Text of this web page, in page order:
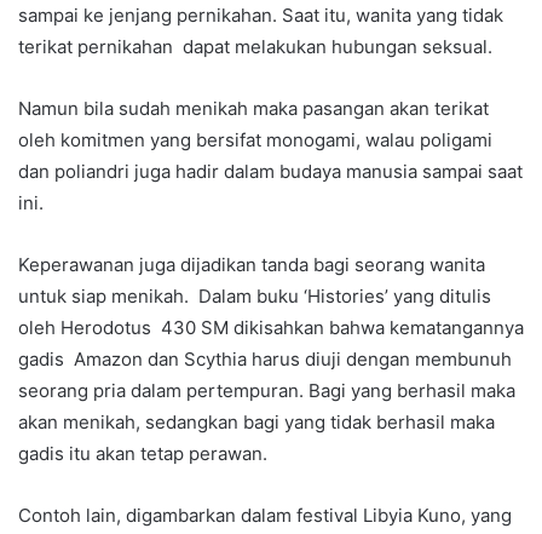
sampai ke jenjang pernikahan. Saat itu, wanita yang tidak
terikat pernikahan dapat melakukan hubungan seksual.
Namun bila sudah menikah maka pasangan akan terikat
oleh komitmen yang bersifat monogami, walau poligami
dan poliandri juga hadir dalam budaya manusia sampai saat
ini.
Keperawanan juga dijadikan tanda bagi seorang wanita
untuk siap menikah. Dalam buku ‘Histories’ yang ditulis
oleh Herodotus 430 SM dikisahkan bahwa kematangannya
gadis Amazon dan Scythia harus diuji dengan membunuh
seorang pria dalam pertempuran. Bagi yang berhasil maka
akan menikah, sedangkan bagi yang tidak berhasil maka
gadis itu akan tetap perawan.
Contoh lain, digambarkan dalam festival Libyia Kuno, yang